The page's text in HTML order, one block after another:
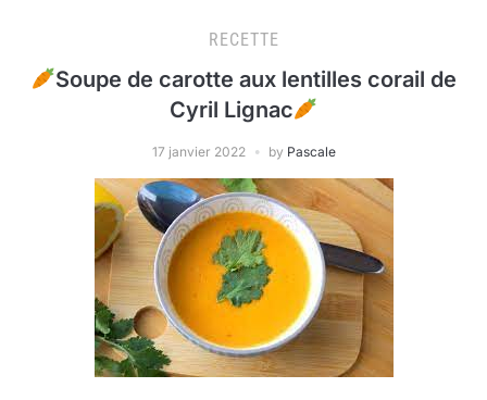
RECETTE
Soupe de carotte aux lentilles corail de
Cyril Lignac
17 janvier 2022 by Pascale